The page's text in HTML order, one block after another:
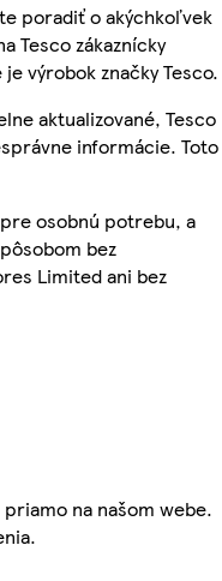
poradiť o akýchkoľvek
Tesco zákaznícky
výrobok značky Tesco.
aktualizované, Tesco
informácie. Toto
osobnú potrebu, a
bez
Limited ani bez
na našom webe.